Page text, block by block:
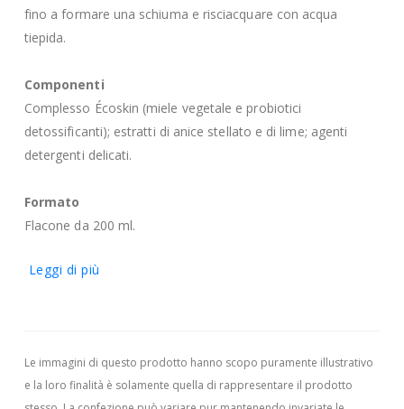
fino a formare una schiuma e risciacquare con acqua
tiepida.
Componenti
Complesso Écoskin (miele vegetale e probiotici
detossificanti); estratti di anice stellato e di lime; agenti
detergenti delicati.
Formato
Flacone da 200 ml.
Leggi di più
Le immagini di questo prodotto hanno scopo puramente illustrativo
e la loro finalità è solamente quella di rappresentare il prodotto